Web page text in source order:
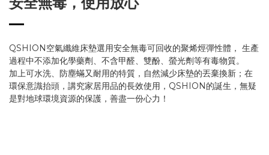
QSHION空氣纖維床墊選用安全無毒可回收的聚烯烴彈性體， 生產
過程中不添加化學藥劑、不含甲醛、雙酚、螢光劑等有毒物質。
加上可水洗、防塵蟎又耐用的特質，自然減少床墊的丟棄換新；在
環保意識抬頭，講究家居用品的長效使用，QSHION的誕生，無疑
是對地球環境資源的保護，善盡一份心力！